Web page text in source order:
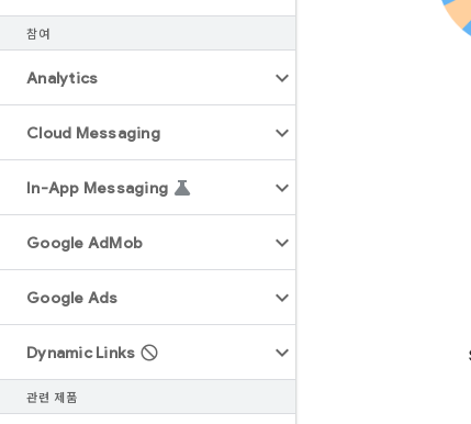
참여
Analytics
Cloud Messaging
In-App Messaging
Google AdMob
Google Ads
Dynamic Links
관련 제품